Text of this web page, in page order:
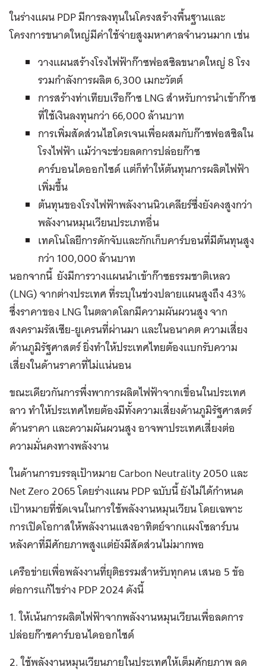
ในร่างแผน PDP มีการลงทุนในโครงสร้างพื้นฐานและ
โครงการขนาดใหญ่มีค่าใช้จ่ายสูงมหาศาลจำนวนมาก เช่น
วางแผนสร้างโรงไฟฟ้าก๊าซฟอสซิลขนาดใหญ่ 8 โรง
รวมกำลังการผลิต 6,300 เมกะวัตต์
การสร้างท่าเทียบเรือก๊าซ LNG สำหรับการนำเข้าก๊าซ
ที่ใช้เงินลงทุนกว่า 66,000 ล้านบาท
การเพิ่มสัดส่วนไฮโดรเจนเพื่อผสมกับก๊าซฟอสซิลใน
โรงไฟฟ้า แม้ว่าจะช่วยลดการปล่อยก๊าซ
คาร์บอนไดออกไซด์ แต่ก็ทำให้ต้นทุนการผลิตไฟฟ้า
เพิ่มขึ้น
ต้นทุนของโรงไฟฟ้าพลังงานนิวเคลียร์ซึ่งยังคงสูงกว่า
พลังงานหมุนเวียนประเภทอื่น
เทคโนโลยีการดักจับและกักเก็บคาร์บอนที่มีต้นทุนสูง
กว่า 100,000 ล้านบาท
นอกจากนี้ ยังมีการวางแผนนำเข้าก๊าซธรรมชาติเหลว
(LNG) จากต่างประเทศ ที่ระบุในช่วงปลายแผนสูงถึง 43%
ซึ่งราคาของ LNG ในตลาดโลกมีความผันผวนสูง จาก
สงครามรัสเซีย-ยูเครนที่ผ่านมา และในอนาคต ความเสี่ยง
ด้านภูมิรัฐศาสตร์ ยิ่งทำให้ประเทศไทยต้องแบกรับความ
เสี่ยงในด้านราคาที่ไม่แน่นอน
ขณะเดียวกันการพึ่งพาการผลิตไฟฟ้าจากเขื่อนในประเทศ
ลาว ทำให้ประเทศไทยต้องมีทั้งความเสี่ยงด้านภูมิรัฐศาสตร์
ด้านราคา และความผันผวนสูง อาจพาประเทศเสี่ยงต่อ
ความมั่นคงทางพลังงาน
ในด้านการบรรลุเป้าหมาย Carbon Neutrality 2050 และ
Net Zero 2065 โดยร่างแผน PDP ฉบับนี้ ยังไม่ได้กำหนด
เป้าหมายที่ชัดเจนในการใช้พลังงานหมุนเวียน โดยเฉพาะ
การเปิดโอกาสให้พลังงานแสงอาทิตย์จากแผงโซลาร์บน
หลังคาที่มีศักยภาพสูงแต่ยังมีสัดส่วนไม่มากพอ
เครือข่ายเพื่อพลังงานที่ยุติธรรมสำหรับทุกคน เสนอ 5 ข้อ
ต่อการแก้ไขร่าง PDP 2024 ดังนี้
1. ให้เน้นการผลิตไฟฟ้าจากพลังงานหมุนเวียนเพื่อลดการ
ปล่อยก๊าซคาร์บอนไดออกไซด์
2. ใช้พลังงานหมุนเวียนภายในประเทศให้เต็มศักยภาพ ลด